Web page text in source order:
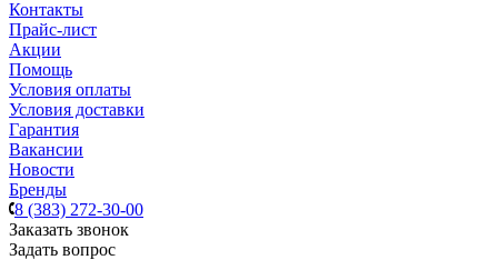
Контакты
Прайс-лист
Акции
Помощь
Условия оплаты
Условия доставки
Гарантия
Вакансии
Новости
Бренды
8 (383) 272-30-00
Заказать звонок
Задать вопрос